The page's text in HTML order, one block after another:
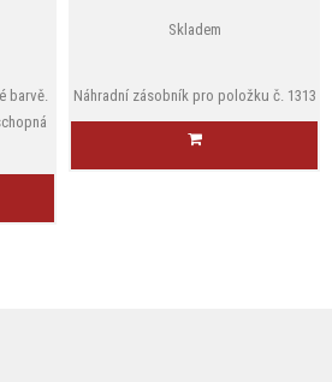
barvě.
Skladem
Náhradní zásobník pro položku č. 1313